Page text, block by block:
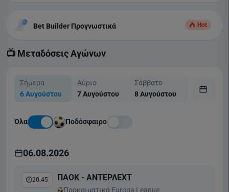
Bet Builder Προγνωστικά Hot
📺 Μεταδόσεις Αγώνων
Σήμερα
6 Αυγούστου
Αύριο
7 Αυγούστου
Σάββατο
8 Αυγούστου
9
Όλα Ποδόσφαιρο
06.08.2026
20:45 ΠΑΟΚ - ΑΝΤΕΡΛΕΧΤ
Προκριματικά Europa League